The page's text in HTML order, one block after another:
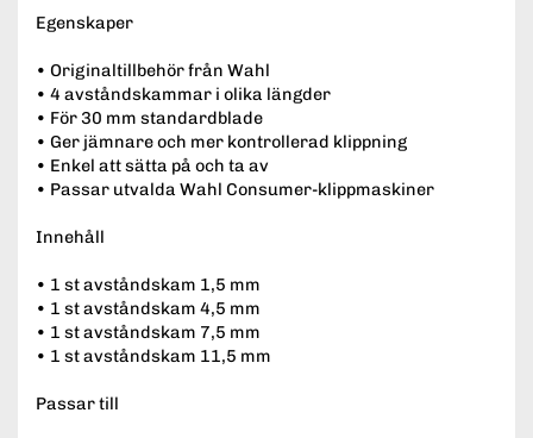
Egenskaper
• Originaltillbehör från Wahl
• 4 avståndskammar i olika längder
• För 30 mm standardblade
• Ger jämnare och mer kontrollerad klippning
• Enkel att sätta på och ta av
• Passar utvalda Wahl Consumer-klippmaskiner
Innehåll
• 1 st avståndskam 1,5 mm
• 1 st avståndskam 4,5 mm
• 1 st avståndskam 7,5 mm
• 1 st avståndskam 11,5 mm
Passar till